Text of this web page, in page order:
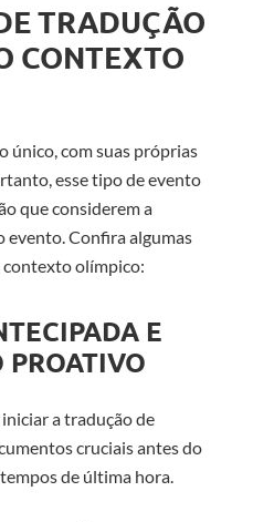
TRADUÇÃO
CONTEXTO
único, com suas próprias
esse tipo de evento
que considerem a
evento. Confira algumas
contexto olímpico:
E
a tradução de
cruciais antes do
de última hora.